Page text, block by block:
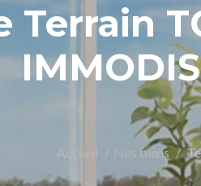
Terrain
Accueil Nos biens